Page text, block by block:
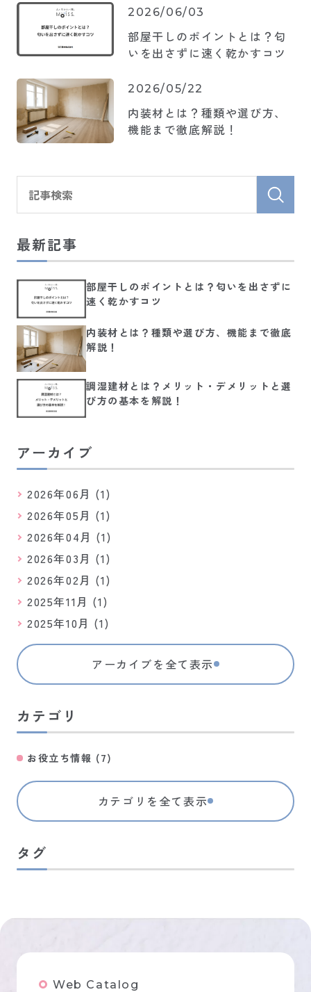
2026/06/03
部屋干しのポイントとは？匂
いを出さずに速く乾かすコツ
2026/05/22
内装材とは？種類や選び方、
機能まで徹底解説！
最新記事
部屋干しのポイントとは？匂いを出さずに
速く乾かすコツ
内装材とは？種類や選び方、機能まで徹底
解説！
調湿建材とは？メリット・デメリットと選
び方の基本を解説！
アーカイブ
2026年06月 (1)
2026年05月 (1)
2026年04月 (1)
2026年03月 (1)
2026年02月 (1)
2025年11月 (1)
2025年10月 (1)
アーカイブを全て表示
カテゴリ
お役立ち情報 (7)
カテゴリを全て表示
タグ
Web Catalog